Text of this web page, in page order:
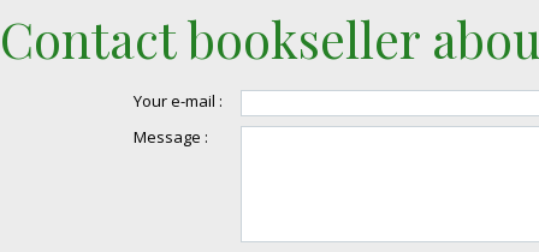
Contact bookseller
Your e-mail :
Message :